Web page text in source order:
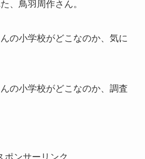
、鳥羽周作さん。
の小学校がどこなのか、気に
の小学校がどこなのか、調査
ポンサーリンク